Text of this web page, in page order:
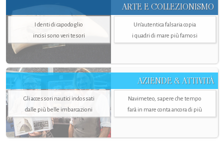
ARTE E COLLEZIONISMO
I denti di capodoglio
incisi sono veri tesori
Un’autentica falsaria copia
i quadri di mare più famosi
AZIENDE & ATTIVITÀ
Gli accessori nautici indossati
dalle più belle imbarcazioni
Navimeteo, sapere che tempo
farà in mare conta ancora di più